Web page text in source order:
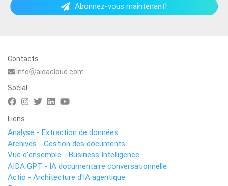
Abonnez-vous maintenant!
Contacts
info
aidacloud.com
Social
Liens
Analyse - Extraction de données
Archives - Gestion des documents
Vue d'ensemble - Business Intelligence
AIDA GPT - IA documentaire conversationnelle
Actio - Architecture d'IA agentique